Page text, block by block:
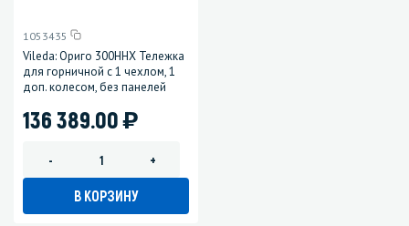
1053435
Vileda: Ориго 300HHX Тележка
для горничной с 1 чехлом, 1
доп. колесом, без панелей
136 389.00)
- +
В КОРЗИНУ